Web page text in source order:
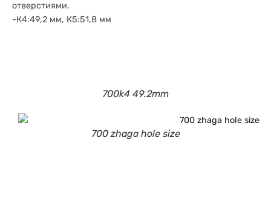
отверстиями.
-К4:49,2 мм, К5:51,8 мм
700k4 49.2mm
700 zhaga hole size